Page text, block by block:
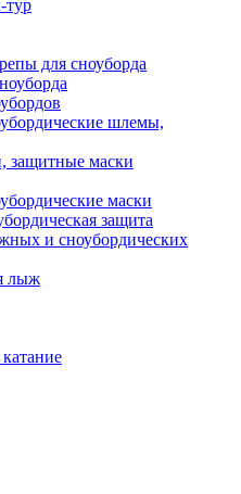
тур
для сноуборда
шлемы,
защитные маски
маски
защита
и сноубордических
лыж